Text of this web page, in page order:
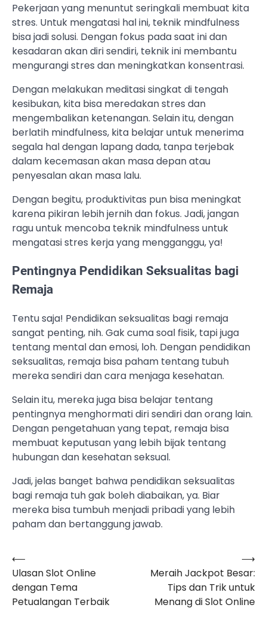
Pekerjaan yang menuntut seringkali membuat kita
stres. Untuk mengatasi hal ini, teknik mindfulness
bisa jadi solusi. Dengan fokus pada saat ini dan
kesadaran akan diri sendiri, teknik ini membantu
mengurangi stres dan meningkatkan konsentrasi.
Dengan melakukan meditasi singkat di tengah
kesibukan, kita bisa meredakan stres dan
mengembalikan ketenangan. Selain itu, dengan
berlatih mindfulness, kita belajar untuk menerima
segala hal dengan lapang dada, tanpa terjebak
dalam kecemasan akan masa depan atau
penyesalan akan masa lalu.
Dengan begitu, produktivitas pun bisa meningkat
karena pikiran lebih jernih dan fokus. Jadi, jangan
ragu untuk mencoba teknik mindfulness untuk
mengatasi stres kerja yang mengganggu, ya!
Pentingnya Pendidikan Seksualitas bagi
Remaja
Tentu saja! Pendidikan seksualitas bagi remaja
sangat penting, nih. Gak cuma soal fisik, tapi juga
tentang mental dan emosi, loh. Dengan pendidikan
seksualitas, remaja bisa paham tentang tubuh
mereka sendiri dan cara menjaga kesehatan.
Selain itu, mereka juga bisa belajar tentang
pentingnya menghormati diri sendiri dan orang lain.
Dengan pengetahuan yang tepat, remaja bisa
membuat keputusan yang lebih bijak tentang
hubungan dan kesehatan seksual.
Jadi, jelas banget bahwa pendidikan seksualitas
bagi remaja tuh gak boleh diabaikan, ya. Biar
mereka bisa tumbuh menjadi pribadi yang lebih
paham dan bertanggung jawab.
Navigasi
pos
⟵
Ulasan Slot Online
dengan Tema
Petualangan Terbaik
Meraih Jackpot Besar:
Tips dan Trik untuk
Menang di Slot Online
⟶